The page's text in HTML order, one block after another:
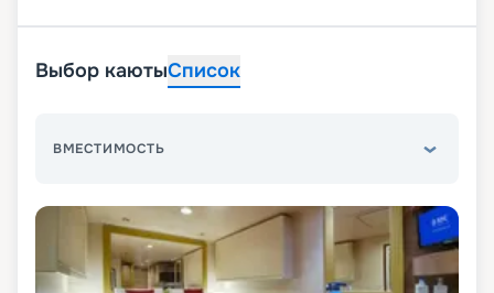
Выбор каютыСписок
ВМЕСТИМОСТЬ